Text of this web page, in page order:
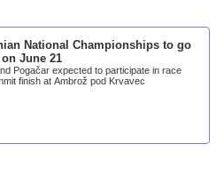
National Championships to go
June 21
Pogačar expected to participate in race
finish at Ambrož pod Krvavec